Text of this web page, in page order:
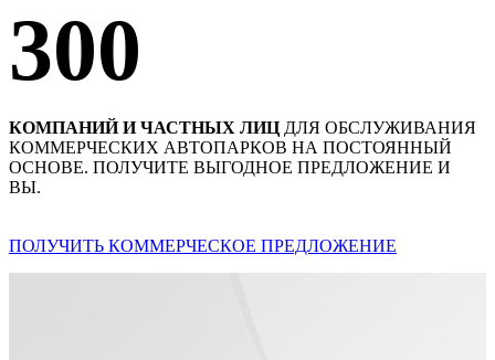
300
КОМПАНИЙ И ЧАСТНЫХ ЛИЦ ДЛЯ ОБСЛУЖИВАНИЯ
КОММЕРЧЕСКИХ АВТОПАРКОВ НА ПОСТОЯННЫЙ
ОСНОВЕ. ПОЛУЧИТЕ ВЫГОДНОЕ ПРЕДЛОЖЕНИЕ И
ВЫ.
ПОЛУЧИТЬ КОММЕРЧЕСКОЕ ПРЕДЛОЖЕНИЕ